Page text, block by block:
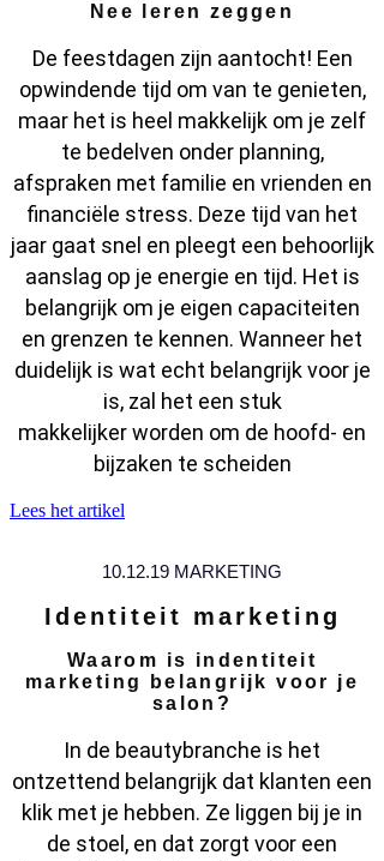
Nee leren zeggen
De feestdagen zijn aantocht! Een
opwindende tijd om van te genieten,
maar het is heel makkelijk om je zelf
te bedelven onder planning,
afspraken met familie en vrienden en
financiële stress. Deze tijd van het
jaar gaat snel en pleegt een behoorlijk
aanslag op je energie en tijd. Het is
belangrijk om je eigen capaciteiten
en grenzen te kennen. Wanneer het
duidelijk is wat echt belangrijk voor je
is, zal het een stuk
makkelijker worden om de hoofd- en
bijzaken te scheiden
Lees het artikel
10.12.19 MARKETING
Identiteit marketing
Waarom is indentiteit
marketing belangrijk voor je
salon?
In de beautybranche is het
ontzettend belangrijk dat klanten een
klik met je hebben. Ze liggen bij je in
de stoel, en dat zorgt voor een